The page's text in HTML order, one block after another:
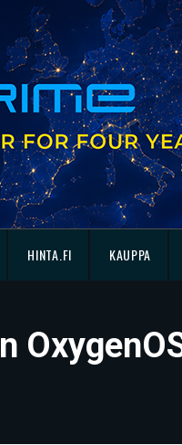
HINTA.FI KAUPPA